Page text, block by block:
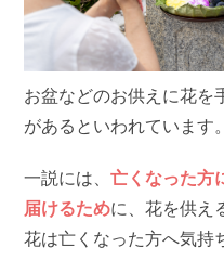
お盆などのお供えに花を
があるといわれています。
一説には、亡くなった方
届けるために、花を供え
花は亡くなった方へ気持